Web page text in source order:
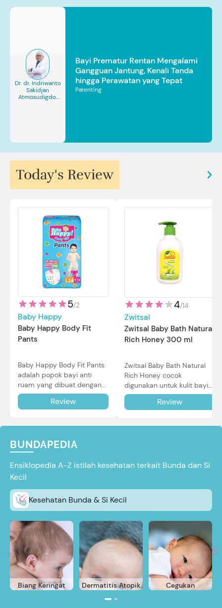
Dr. dr. Indriwanto
Sakidjan
Atmosudigdo,
Bayi Prematur Rentan Mengalami
Gangguan Jantung, Kenali Tanda
hingga Perawatan yang Tepat
Parenting
Today's Review
5/2
Baby Happy
Baby Happy Body Fit
Pants
Baby Happy Body Fit Pants
adalah popok bayi anti
ruam yang dibuat dengan
teknologi Air Through
Technology.Review
4/14
Zwitsal
Zwitsal Baby Bath Natural
Rich Honey 300 ml
Zwitsal Baby Bath Natural
Rich Honey cocok
digunakan untuk kulit bayi
baru lahir bahkan kulit
sensitif sekalipun. Simak
Review
BUNDAPEDIA
Ensiklopedia A-Z istilah kesehatan terkait Bunda dan Si
Kecil
Kesehatan Bunda & Si Kecil
Biang Keringat Dermatitis Atopik Cegukan